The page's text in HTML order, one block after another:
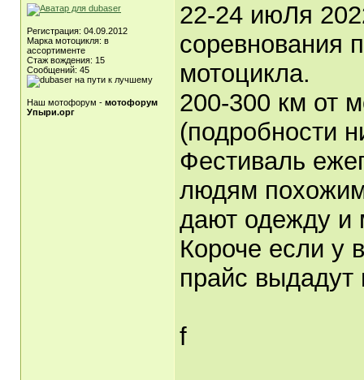
Регистрация: 04.09.2012
Марка мотоцикля: в
ассортименте
Стаж вождения: 15
Сообщений: 45
Наш мотофорум - мотофорум
Упыри.орг
22-24 июЛя
соревнования
мотоцикла.
200-300 км от
(подробности
Фестиваль
людям похожим
дают одежду и
Короче если у
прайс выдадут
f